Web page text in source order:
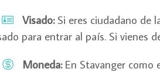
Visado:Si eres ciudadano de
para entrar al país. Si vienes
Moneda:En Stavanger como